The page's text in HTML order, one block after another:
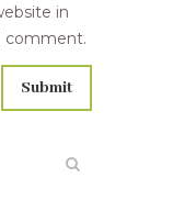
in
comment.